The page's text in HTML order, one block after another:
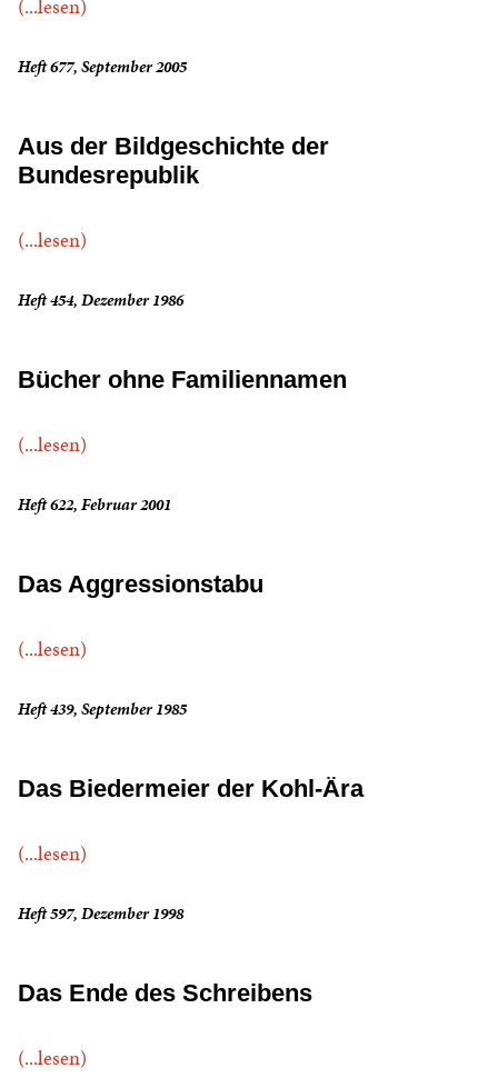
(...lesen)
Heft 677, September 2005
Aus der Bildgeschichte der
Bundesrepublik
(...lesen)
Heft 454, Dezember 1986
Bücher ohne Familiennamen
(...lesen)
Heft 622, Februar 2001
Das Aggressionstabu
(...lesen)
Heft 439, September 1985
Das Biedermeier der Kohl-Ära
(...lesen)
Heft 597, Dezember 1998
Das Ende des Schreibens
(...lesen)